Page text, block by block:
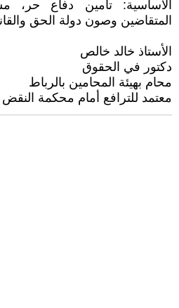
الأساسية: تأمين دفاع حر،
المتقاضين وصون دولة الحق
الأستاذ خالد خالص
دكتور في الحقوق
محام بهيئة المحامين بالرباط
معتمد للترافع أمام محكمة النقض